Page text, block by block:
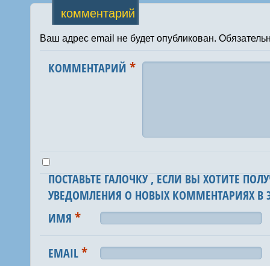
комментарий
Ваш адрес email не будет опубликован.
КОММЕНТАРИЙ*
ПОСТАВЬТЕ ГАЛОЧКУ , ЕСЛИ ВЫ ХОТИТЕ
УВЕДОМЛЕНИЯ О НОВЫХ КОММЕНТАРИЯХ В
ИМЯ*
EMAIL*